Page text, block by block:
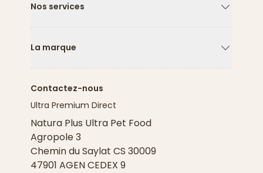
Nos services
La marque
Contactez-nous
Ultra Premium Direct
Natura Plus Ultra Pet Food
Agropole 3
Chemin du Saylat CS 30009
47901 AGEN CEDEX 9